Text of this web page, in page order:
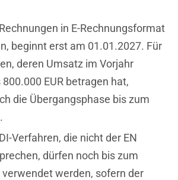
in E-Rechnungsformat
beginnt erst am 01.01.2027. Für
deren Umsatz im Vorjahr
EUR betragen hat,
die Übergangsphase bis zum
Verfahren, die nicht der EN
dürfen noch bis zum
werden, sofern der